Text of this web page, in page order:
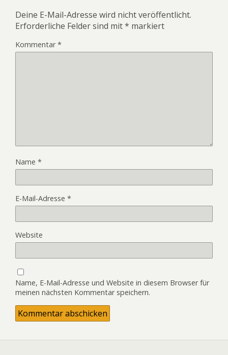
Deine E-Mail-Adresse wird nicht veröffentlicht.
Erforderliche Felder sind mit* markiert
Kommentar*
Name *
E-Mail-Adresse *
Website
Name, E-Mail-Adresse und Website in diesem Browser für
meinen nächsten Kommentar speichern.